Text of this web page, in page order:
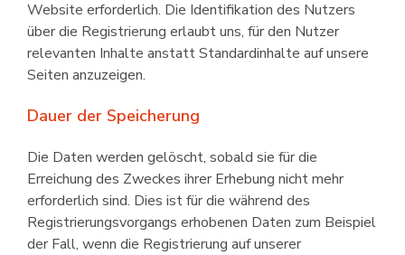
Website erforderlich. Die Identifikation des Nutzers
über die Registrierung erlaubt uns, für den Nutzer
relevanten Inhalte anstatt Standardinhalte auf unsere
Seiten anzuzeigen.
Dauer der Speicherung
Die Daten werden gelöscht, sobald sie für die
Erreichung des Zweckes ihrer Erhebung nicht mehr
erforderlich sind. Dies ist für die während des
Registrierungsvorgangs erhobenen Daten zum Beispiel
der Fall, wenn die Registrierung auf unserer